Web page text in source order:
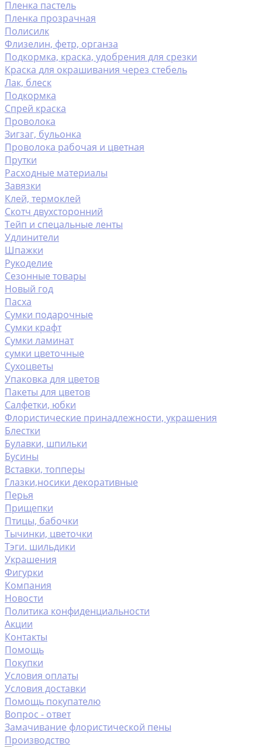
Пленка пастель
Пленка прозрачная
Полисилк
Флизелин, фетр, органза
Подкормка, краска, удобрения для срезки
Краска для окрашивания через стебель
Лак, блеск
Подкормка
Спрей краска
Проволока
Зигзаг, бульонка
Проволока рабочая и цветная
Прутки
Расходные материалы
Завязки
Клей, термоклей
Скотч двухсторонний
Тейп и спецальные ленты
Удлинители
Шпажки
Рукоделие
Сезонные товары
Новый год
Пасха
Сумки подарочные
Сумки крафт
Сумки ламинат
сумки цветочные
Сухоцветы
Упаковка для цветов
Пакеты для цветов
Салфетки, юбки
Флористические принадлежности, украшения
Блестки
Булавки, шпильки
Бусины
Вставки, топперы
Глазки,носики декоративные
Перья
Прищепки
Птицы, бабочки
Тычинки, цветочки
Тэги. шильдики
Украшения
Фигурки
Компания
Новости
Политика конфиденциальности
Акции
Контакты
Помощь
Покупки
Условия оплаты
Условия доставки
Помощь покупателю
Вопрос - ответ
Замачивание флористической пены
Производство